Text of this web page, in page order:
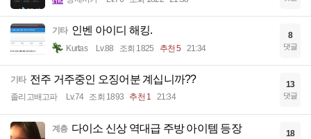
기타 인벤 아이디 해킹.
Kurtas Lv.88 조회 1825 추천 5 21:34
8
댓글
기타 전주 거주중인 오징어분 계십니까??
졸리고배고파 Lv.74 조회 1893 추천 1 21:34
13
댓글
계층 다이소 신상 역대급 주방 아이템 등장 18